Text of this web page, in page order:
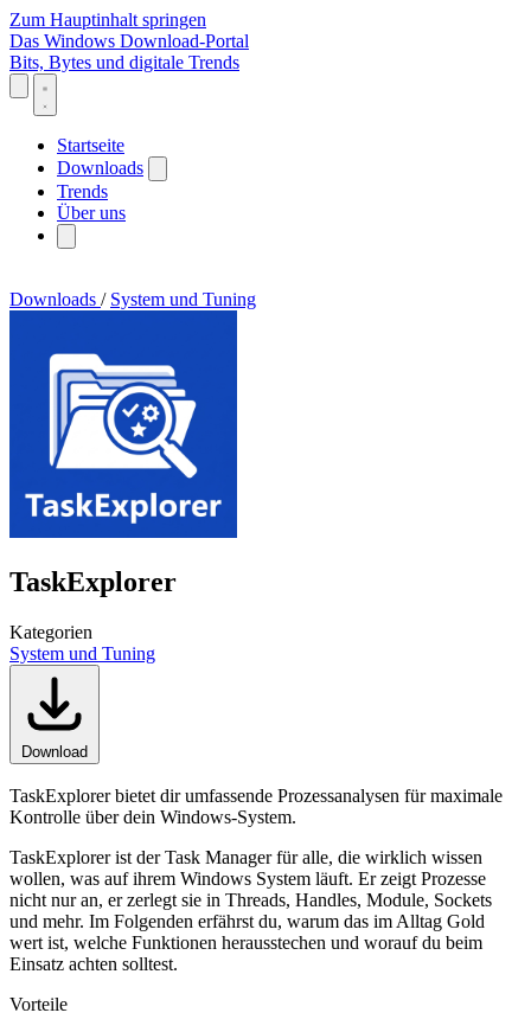
Zum Hauptinhalt springen
Das Windows Download-Portal
Bits, Bytes und digitale Trends
Startseite
Downloads
Trends
Über uns
Downloads / System und Tuning
TaskExplorer
Kategorien
System und Tuning
Download
TaskExplorer bietet dir umfassende Prozessanalysen für maximale
Kontrolle über dein Windows-System.
TaskExplorer ist der Task Manager für alle, die wirklich wissen
wollen, was auf ihrem Windows System läuft. Er zeigt Prozesse
nicht nur an, er zerlegt sie in Threads, Handles, Module, Sockets
und mehr. Im Folgenden erfährst du, warum das im Alltag Gold
wert ist, welche Funktionen herausstechen und worauf du beim
Einsatz achten solltest.
Vorteile